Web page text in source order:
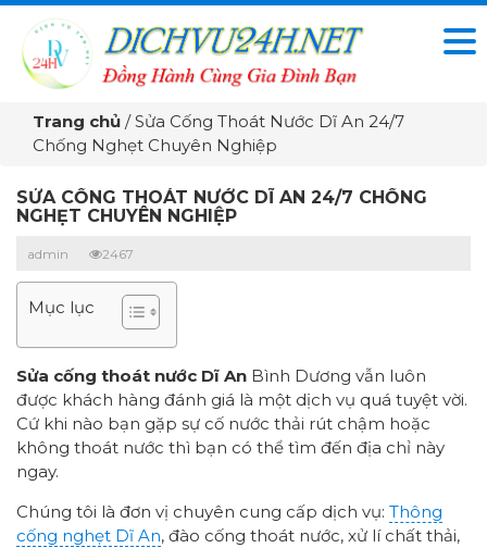
Trang chủ /Sửa Cống Thoát Nước Dĩ An 24/7
Chống Nghẹt Chuyên Nghiệp
SỬA CỐNG THOÁT NƯỚC DĨ AN 24/7 CHỐNG
NGHẸT CHUYÊN NGHIỆP
admin 2467
Mục lục
Sửa cống thoát nước Dĩ An Bình Dương vẫn luôn
được khách hàng đánh giá là một dịch vụ quá tuyệt vời.
Cứ khi nào bạn gặp sự cố nước thải rút chậm hoặc
không thoát nước thì bạn có thể tìm đến địa chỉ này
ngay.
Chúng tôi là đơn vị chuyên cung cấp dịch vụ: Thông
cống nghẹt Dĩ An, đào cống thoát nước, xử lí chất thải,